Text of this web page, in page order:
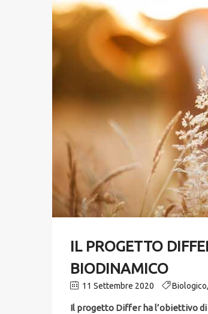
IL PROGETTO
BIODINAMICO
11 Settembre 2020 Biologico,
Il progetto Differ ha l’obiettivo